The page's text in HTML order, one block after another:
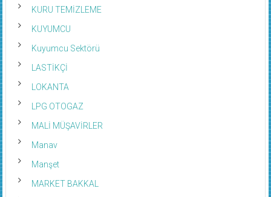
KURU TEMİZLEME
KUYUMCU
Kuyumcu Sektörü
LASTİKÇİ
LOKANTA
LPG OTOGAZ
MALİ MÜŞAVİRLER
Manav
Manşet
MARKET BAKKAL